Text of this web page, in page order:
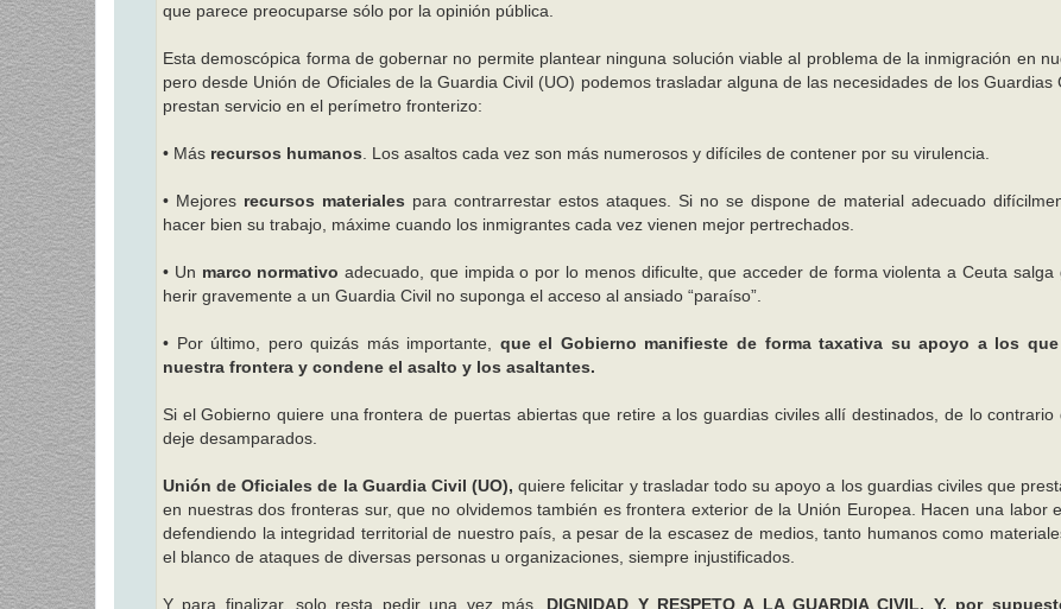
que parece preocuparse sólo por la opinión pública.
Esta demoscópica forma de gobernar no permite plantear ninguna solución viable al problema de la inmigración en
pero desde Unión de Oficiales de la Guardia Civil (UO) podemos trasladar alguna de las necesidades de los Guardias
prestan servicio en el perímetro fronterizo:
• Más recursos humanos . Los asaltos cada vez son más numerosos y difíciles de contener por su virulencia.
• Mejores recursos materiales para contrarrestar estos ataques. Si no se dispone de material adecuado
hacer bien su trabajo, máxime cuando los inmigrantes cada vez vienen mejor pertrechados.
• Un marco normativo adecuado, que impida o por lo menos dificulte, que acceder de forma violenta a Ceuta salga
herir gravemente a un Guardia Civil no suponga el acceso al ansiado “paraíso”.
• Por último, pero quizás más importante, que el Gobierno manifieste de forma taxativa su apoyo a los que
nuestra frontera y condene el asalto y los asaltantes.
Si el Gobierno quiere una frontera de puertas abiertas que retire a los guardias civiles allí destinados, de lo contrario
deje desamparados.
Unión de Oficiales de la Guardia Civil (UO), quiere felicitar y trasladar todo su apoyo a los guardias civiles que
en nuestras dos fronteras sur, que no olvidemos también es frontera exterior de la Unión Europea. Hacen una labor
defendiendo la integridad territorial de nuestro país, a pesar de la escasez de medios, tanto humanos como
el blanco de ataques de diversas personas u organizaciones, siempre injustificados.
Y para finalizar, solo resta pedir una vez más,
DIGNIDAD Y RESPETO A LA GUARDIA CIVIL. Y, por